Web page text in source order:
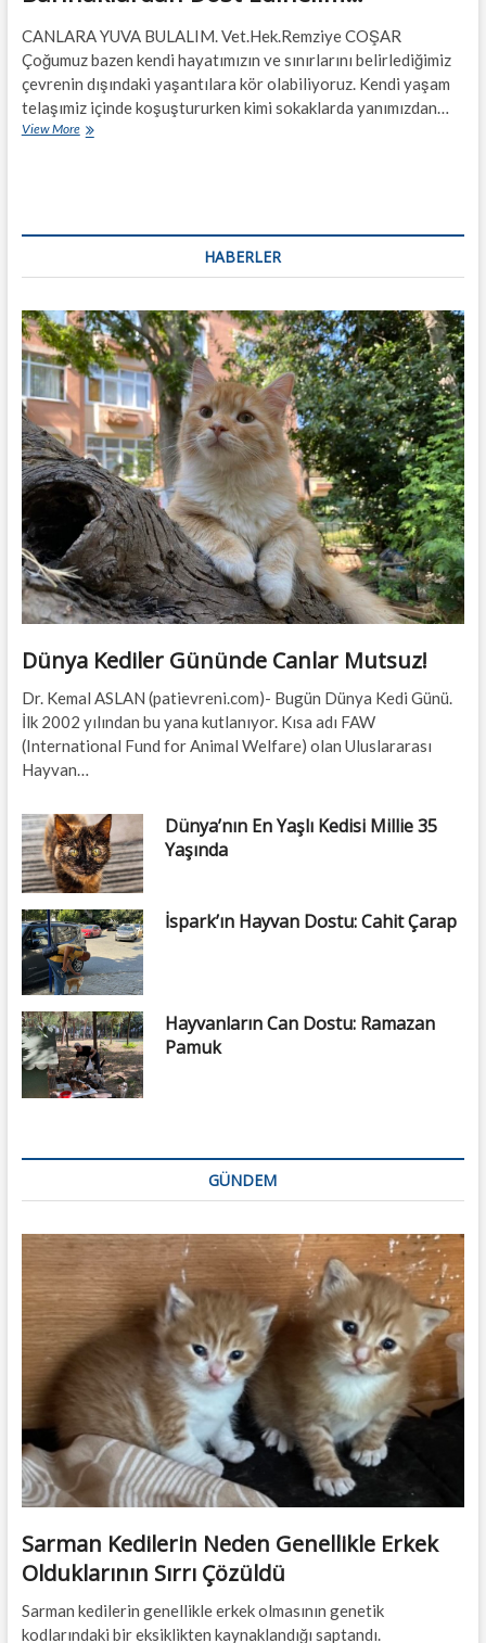
CANLARA YUVA BULALIM. Vet.Hek.Remziye COŞAR
Çoğumuz bazen kendi hayatımızın ve sınırlarını belirlediğimiz
çevrenin dışındaki yaşantılara kör olabiliyoruz. Kendi yaşam
telaşımiz içinde koşuştururken kimi sokaklarda yanımızdan…
View MoreBarınaklardan
HABERLER
Dünya Kediler Gününde Canlar Mutsuz!
Dr. Kemal ASLAN (patievreni.com)- Bugün Dünya Kedi Günü.
İlk 2002 yılından bu yana kutlanıyor. Kısa adı FAW
(International Fund for Animal Welfare) olan Uluslararası
Hayvan…
Dünya’nın En Yaşlı Kedisi Millie 35
Yaşında
İspark’ın Hayvan Dostu: Cahit Çarap
Hayvanların Can Dostu: Ramazan
Pamuk
GÜNDEM
Sarman Kedilerin Neden Genellikle Erkek
Olduklarının Sırrı Çözüldü
Sarman kedilerin genellikle erkek olmasının genetik
kodlarındaki bir eksiklikten kaynaklandığı saptandı.